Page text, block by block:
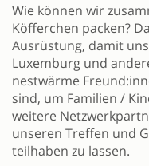
Wie können wir
Köfferchen packen?
Ausrüstung, damit
Luxemburg und
nestwärme
sind, um Familien /
weitere
unseren Treffen und
teilhaben zu lassen.